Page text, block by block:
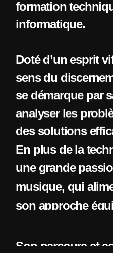
formation
informatique.
Doté d’un esprit
sens du
se démarque par
analyser les
des solutions
En plus de la
une grande
musique, qui
son approche